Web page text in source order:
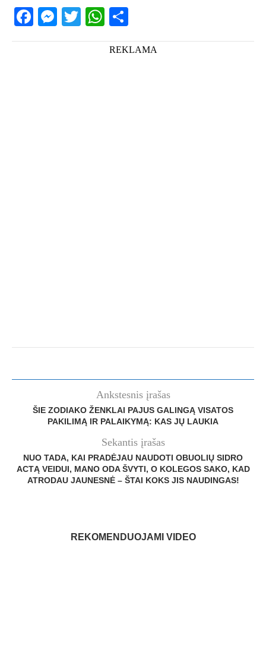
Facebook
Messenger
TwitterWhatsApp
REKLAMA
Ankstesnis įrašas
ŠIE ZODIAKO ŽENKLAI PAJUS GALINGĄ VISATOS
PAKILIMĄ IR PALAIKYMĄ: KAS JŲ LAUKIA
Sekantis įrašas
NUO TADA, KAI PRADĖJAU NAUDOTI OBUOLIŲ SIDRO
ACTĄ VEIDUI, MANO ODA ŠVYTI, O KOLEGOS SAKO, KAD
ATRODAU JAUNESNĖ – ŠTAI KOKS JIS NAUDINGAS!
REKOMENDUOJAMI VIDEO